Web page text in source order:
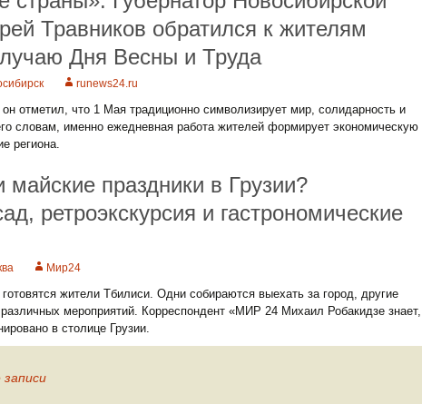
Травников обратился к жителям
Дня Весны и Труда
runews24.ru
отметил, что 1 Мая традиционно символизирует мир, солидарность и
словам, именно ежедневная работа жителей формирует экономическую
региона.
майские праздники в Грузии?
ретроэкскурсия и гастрономические
Мир24
жители Тбилиси. Одни собираются выехать за город, другие
мероприятий. Корреспондент «МИР 24 Михаил Робакидзе знает,
в столице Грузии.